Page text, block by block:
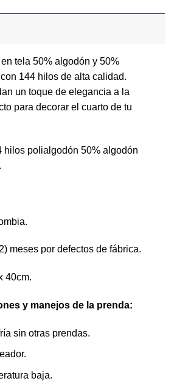
tela 50% algodón y 50%
144 hilos de alta calidad.
un toque de elegancia a la
para decorar el cuarto de tu
hilos polialgodón 50% algodón
meses por defectos de fábrica.
40cm.
y manejos de la prenda:
sin otras prendas.
baja.